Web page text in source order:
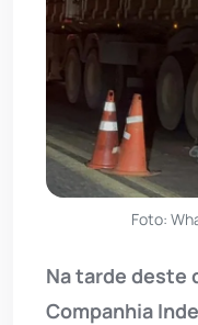
Foto:
Na tarde deste
Companhia